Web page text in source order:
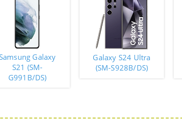
Galaxy
S21 (SM-
G991B/DS)
Galaxy S24 Ultra
(SM-S928B/DS)